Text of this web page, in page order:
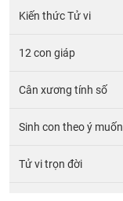
Kiến thức Tử vi
12 con giáp
Cân xương tính số
Sinh con theo ý muốn
Tử vi trọn đời